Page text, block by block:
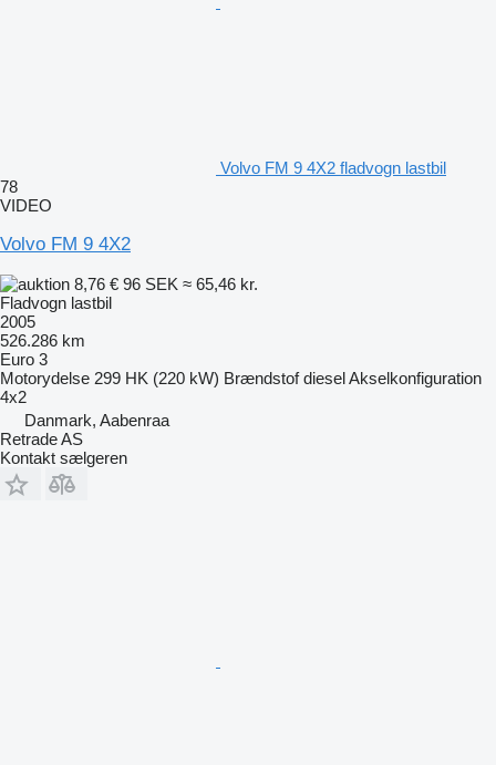
Volvo FM 9 4X2 fladvogn lastbil
78
VIDEO
Volvo FM 9 4X2
8,76 € 96 SEK ≈ 65,46 kr.
Fladvogn lastbil
2005
526.286 km
Euro 3
Motorydelse 299 HK (220 kW) Brændstof dieselAkselkonfiguration
4x2
Danmark, Aabenraa
Retrade AS
Kontakt sælgeren